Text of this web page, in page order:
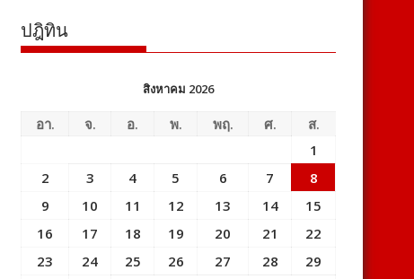
ปฎิทิน
สิงหาคม 2026
อา. จ. อ. พ. พฤ. ศ.
ส.
1
2
3 4 5 6 7
8
9
10 11 12 13 14
15
16
17 18 19 20 21
22
23
24 25 26 27 28
29